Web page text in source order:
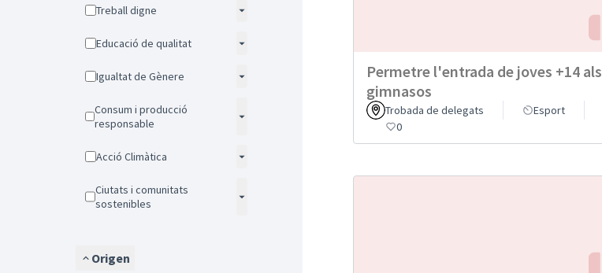
Treball digne
Educació de qualitat
Igualtat de Gènere
Consum i producció
responsable
Acció Climàtica
Ciutats i comunitats
sostenibles
Origen
Permetre l'entrada de joves +14 als
gimnasos
Trobada de delegats Esport
0